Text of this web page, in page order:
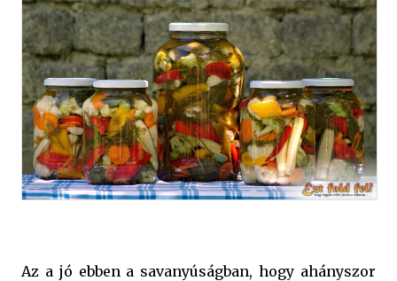
Az a jó ebben a savanyúságban, hogy ahányszor